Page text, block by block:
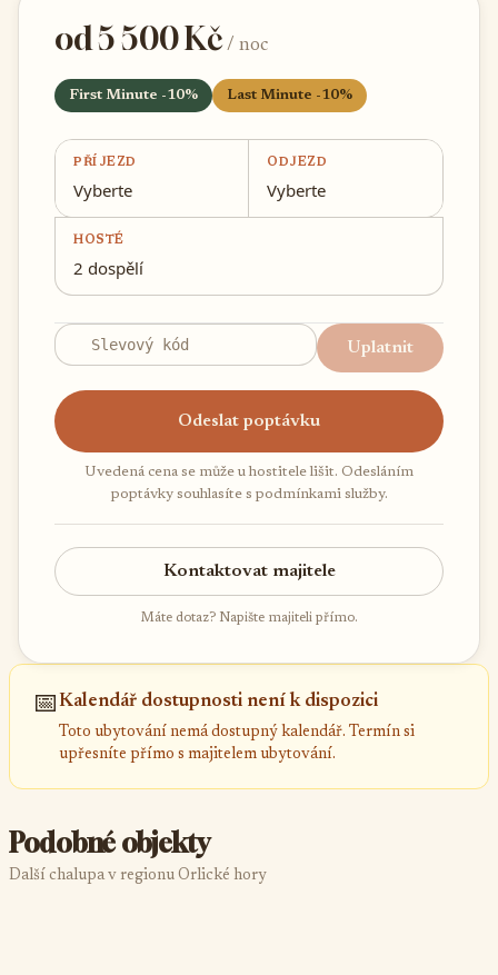
od 5 500 Kč/ noc
First Minute -10% Last Minute -10%
PŘÍJEZD
Vyberte
ODJEZD
Vyberte
HOSTÉ
2 dospělí
Uplatnit
Odeslat poptávku
Uvedená cena se může u hostitele lišit. Odesláním
poptávky souhlasíte s podmínkami služby.
Kontaktovat majitele
Máte dotaz? Napište majiteli přímo.
📅Kalendář dostupnosti není k dispozici
Toto ubytování nemá dostupný kalendář. Termín si
upřesníte přímo s majitelem ubytování.
Podobné objekty
Další chalupa v regionu Orlické hory